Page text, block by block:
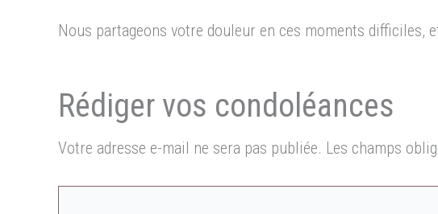
Nous partageons votre douleur en ces moments difficiles,
Votre adresse e-mail ne sera pas publiée. Les champs